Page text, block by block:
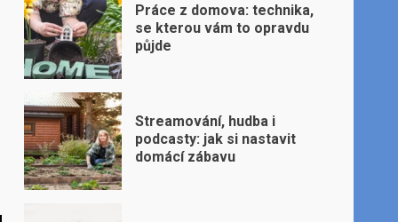
Práce z domova: technika,
se kterou vám to opravdu
půjde
Streamování, hudba i
podcasty: jak si nastavit
domácí zábavu